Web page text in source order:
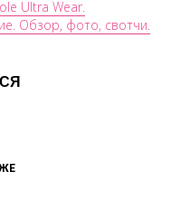
Ultra Wear.
Обзор, фото, свотчи.